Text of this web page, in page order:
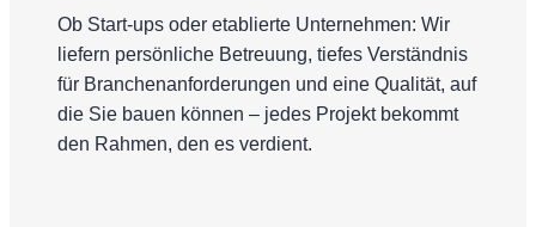
Ob Start-ups oder etablierte Unternehmen: Wir
liefern persönliche Betreuung, tiefes Verständnis
für Branchenanforderungen und eine Qualität, auf
die Sie bauen können – jedes Projekt bekommt
den Rahmen, den es verdient.